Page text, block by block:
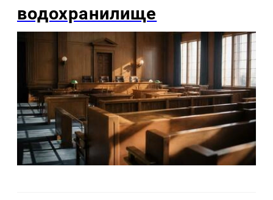
водохранилище